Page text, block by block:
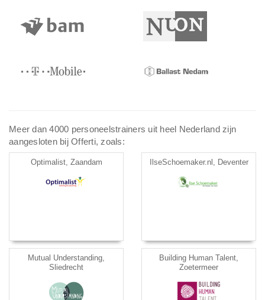
Meer dan 4000 personeelstrainers uit heel Nederland zijn
aangesloten bij Offerti, zoals:
Optimalist, Zaandam IlseSchoemaker.nl, Deventer
Mutual Understanding,
Sliedrecht
Building Human Talent,
Zoetermeer